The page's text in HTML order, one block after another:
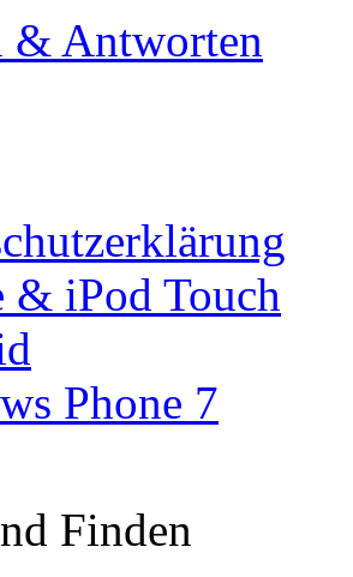
& Antworten
& iPod Touch
Phone 7
Finden